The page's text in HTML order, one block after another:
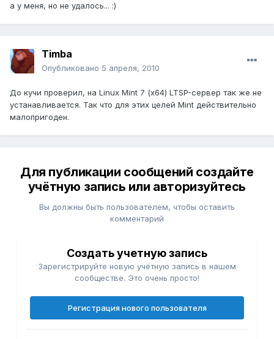
а у меня, но не удалось... :)
Timba
Опубликовано 5 апреля, 2010
До кучи проверил, на Linux Mint 7 (x64) LTSP-сервер так же не
устанавливается. Так что для этих целей Mint действительно
малопригоден.
Для публикации сообщений создайте
учётную запись или авторизуйтесь
Вы должны быть пользователем, чтобы оставить
комментарий
Создать учетную запись
Зарегистрируйте новую учётную запись в нашем
сообществе. Это очень просто!
Регистрация нового пользователя